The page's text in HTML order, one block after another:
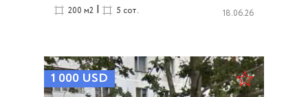
200 м2 | 5 сот. 18.06.26
1 000 USD